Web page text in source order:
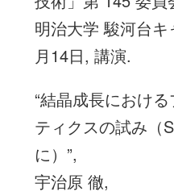
明治大学 駿河台
月14日, 講演.
“結晶成長におけ
ティクスの試み（
に）”,
宇治原 徹,